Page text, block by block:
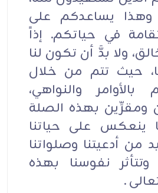
وهذا يساعدكم على
في حياتكم. إذاً
ولا بدَّ أن تكون لنا
حيث تتم من خلال
بالأوامر والنواهي،
ومقرِّين بهذه الصلة
ينعكس على حياتنا
من أدعيتنا وصلواتنا
نفوسنا بهذه
.